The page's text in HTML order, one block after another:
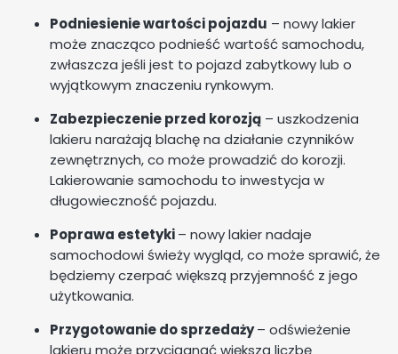
Podniesienie wartości pojazdu – nowy lakier
może znacząco podnieść wartość samochodu,
zwłaszcza jeśli jest to pojazd zabytkowy lub o
wyjątkowym znaczeniu rynkowym.
Zabezpieczenie przed korozją – uszkodzenia
lakieru narażają blachę na działanie czynników
zewnętrznych, co może prowadzić do korozji.
Lakierowanie samochodu to inwestycja w
długowieczność pojazdu.
Poprawa estetyki– nowy lakier nadaje
samochodowi świeży wygląd, co może sprawić, że
będziemy czerpać większą przyjemność z jego
użytkowania.
Przygotowanie do sprzedaży– odświeżenie
lakieru może przyciągnąć większą liczbę